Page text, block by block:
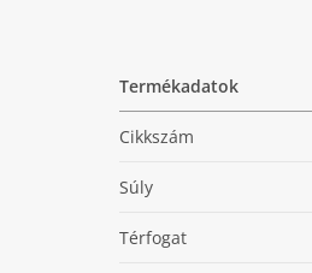
Termékadatok
Cikkszám
Súly
Térfogat